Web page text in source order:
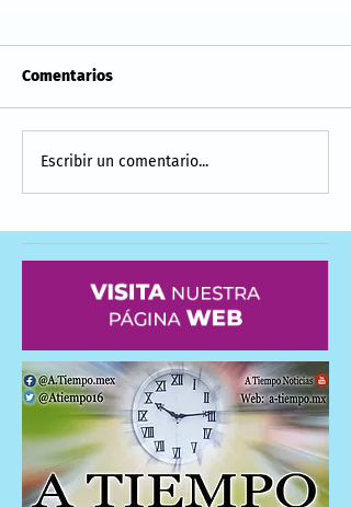
Comentarios
Escribir un comentario...